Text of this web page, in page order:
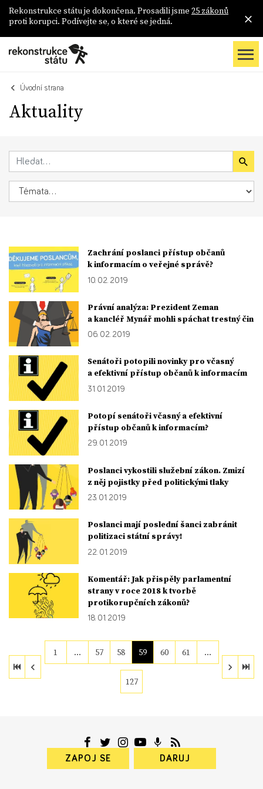
Rekonstrukce státu je dokončena. Prosadili jsme 25 zákonů
proti korupci. Podívejte se, o které se jedná.
Úvodní strana
Aktuality
Zachrání poslanci přístup občanů
k informacím o veřejné správě?
10. 02. 2019
Právní analýza: Prezident Zeman
a kancléř Mynář mohli spáchat trestný čin
06. 02. 2019
Senátoři potopili novinky pro včasný
a efektivní přístup občanů k informacím
31. 01. 2019
Potopí senátoři včasný a efektivní
přístup občanů k informacím?
29. 01. 2019
Poslanci vykostili služební zákon. Zmizí
z něj pojistky před politickými tlaky
23. 01. 2019
Poslanci mají poslední šanci zabránit
politizaci státní správy!
22. 01. 2019
Komentář: Jak přispěly parlamentní
strany v roce 2018 k tvorbě
protikorupčních zákonů?
18. 01. 2019
1 … 57 58 59 60 61 …
127
ZAPOJ SE DARUJ